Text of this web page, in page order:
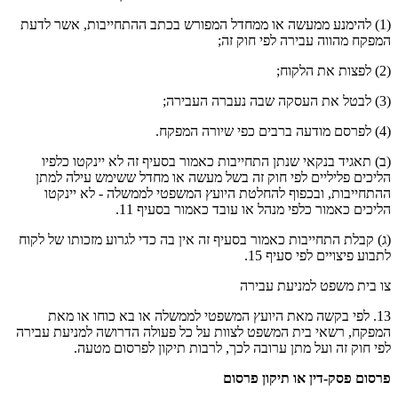
(1) להימנע ממעשה או ממחדל המפורש בכתב ההתחייבות, אשר לדעת
המפקח מהווה עבירה לפי חוק זה;
(2) לפצות את הלקוח;
(3) לבטל את העסקה שבה נעברה העבירה;
(4) לפרסם מודעה ברבים כפי שיורה המפקח.
(ב) תאגיד בנקאי שנתן התחייבות כאמור בסעיף זה לא יינקטו כלפיו
הליכים פליליים לפי חוק זה בשל מעשה או מחדל ששימש עילה למתן
ההתחייבות, ובכפוף להחלטת היועץ המשפטי לממשלה - לא יינקטו
הליכים כאמור כלפי מנהל או עובד כאמור בסעיף 11.
(ג) קבלת התחייבות כאמור בסעיף זה אין בה כדי לגרוע מזכותו של לקוח
לתבוע פיצויים לפי סעיף 15.
צו בית משפט למניעת עבירה
13. לפי בקשה מאת היועץ המשפטי לממשלה או בא כוחו או מאת
המפקח, רשאי בית המשפט לצוות על כל פעולה הדרושה למניעת עבירה
לפי חוק זה ועל מתן ערובה לכך, לרבות תיקון לפרסום מטעה.
פרסום פסק-דין או תיקון פרסום